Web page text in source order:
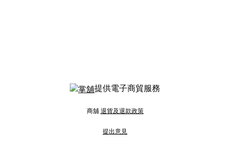
提供電子商貿服務
商舖 退貨及退款政策
提出意見